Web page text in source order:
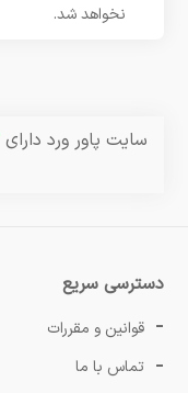
نخواهد شد.
سایت پاور ورد دارای
دسترسی سریع
قوانین و مقررات
تماس با ما